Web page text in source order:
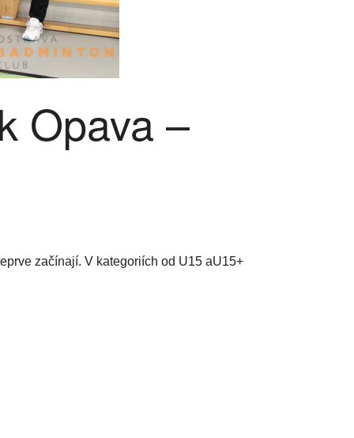
Opava –
začínají. V kategoriích od U15 aU15+